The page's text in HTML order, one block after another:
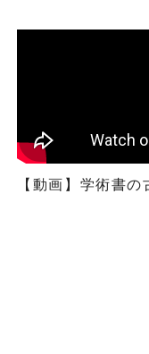
【動画】学術書